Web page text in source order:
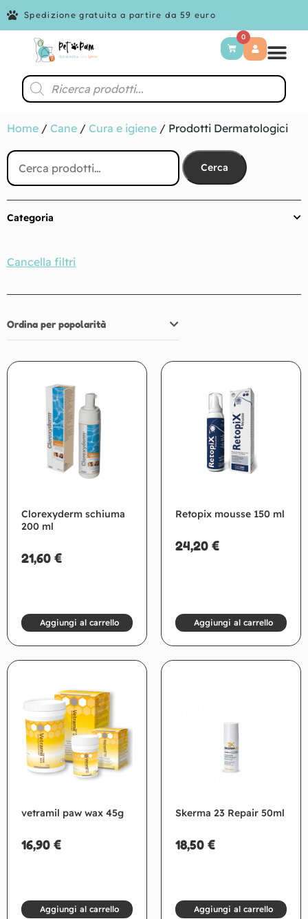
Spedizione gratuita a partire da 59 euro
0
Home / Cane / Cura e igiene / Prodotti Dermatologici
Cerca
Categoria
Cancella filtri
Ordina per popolarità
Clorexyderm schiuma
200 ml
21,60 €
Aggiungi al carrello
Retopix mousse 150 ml
24,20 €
Aggiungi al carrello
vetramil paw wax 45g
16,90 €
Aggiungi al carrello
Skerma 23 Repair 50ml
18,50 €
Aggiungi al carrello